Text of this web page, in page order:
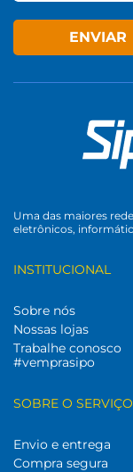
ENVIAR
Uma das maiores
eletrônicos,
INSTITUCIONAL
Sobre nós
Nossas lojas
Trabalhe conosco
#vemprasipo
SOBRE O SERVIÇO
Envio e entrega
Compra segura